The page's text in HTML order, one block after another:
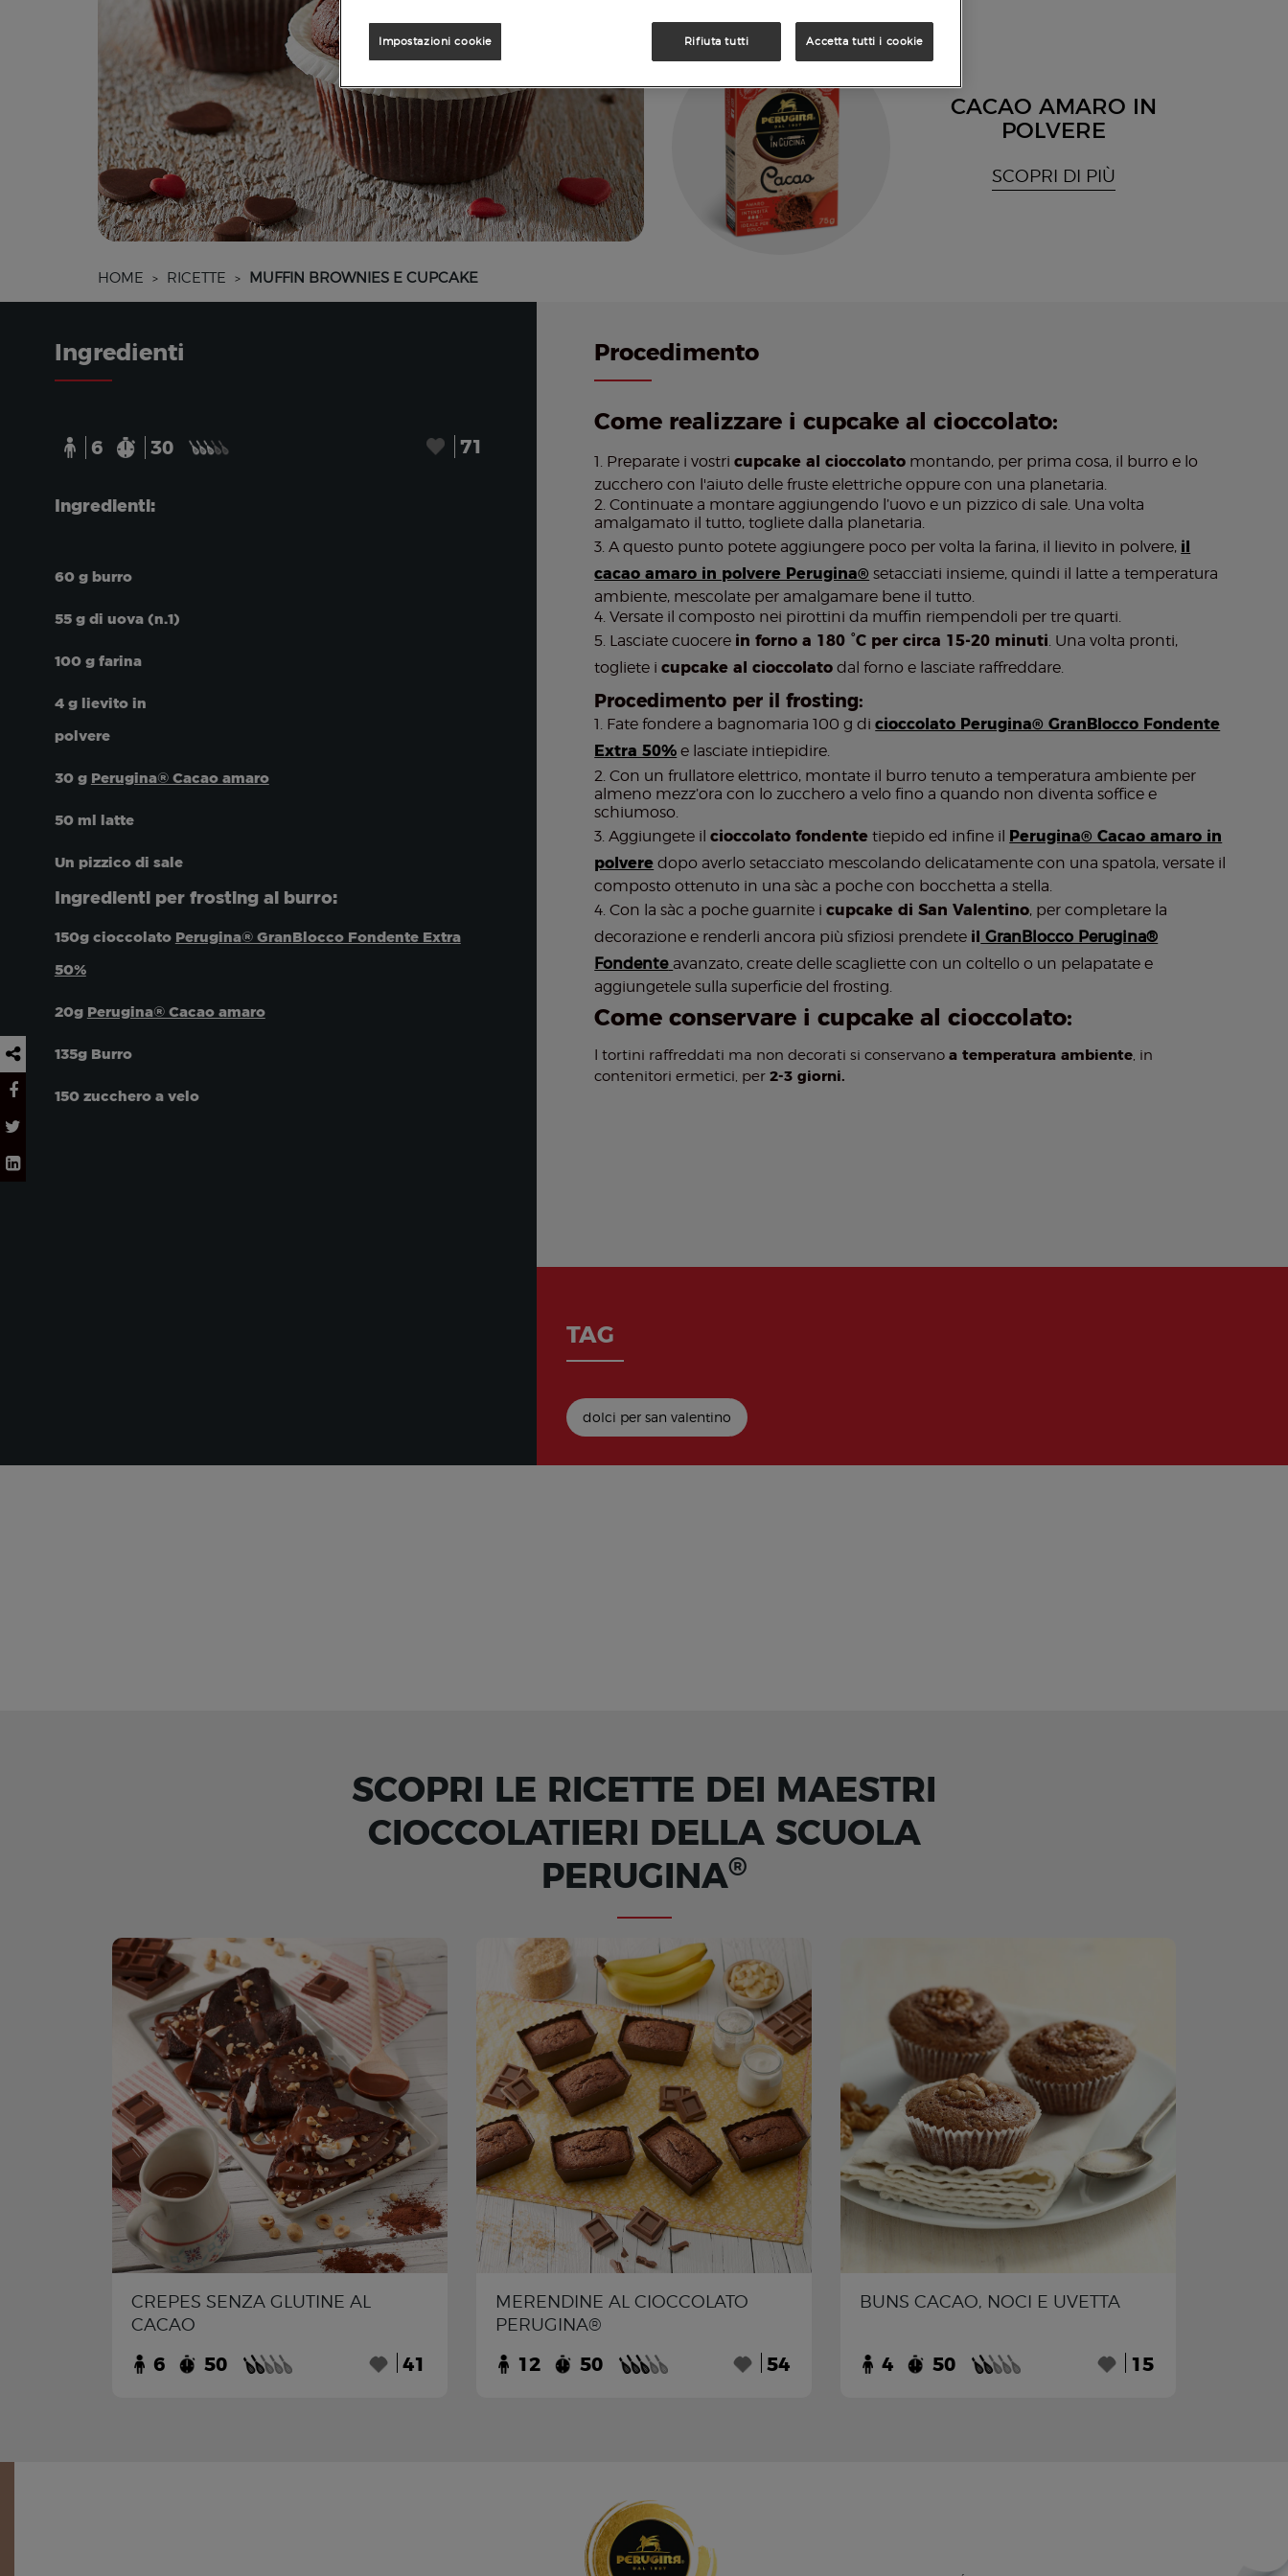
CACAO AMARO IN
POLVERE
SCOPRI DI PIÙ
HOME > RICETTE > MUFFIN BROWNIES E CUPCAKE
Ingredienti
6 30 71
Ingredienti:
60 g burro
55 g di uova (n.1)
100 g farina
4 g lievito in
polvere
30 g Perugina® Cacao amaro
50 ml latte
Un pizzico di sale
Ingredienti per frosting al burro:
150g cioccolato Perugina® GranBlocco Fondente Extra
50%
20g Perugina® Cacao amaro
135g Burro
150 zucchero a velo
Procedimento
Come realizzare i cupcake al cioccolato:
Preparate i vostricupcake al cioccolato montando, per prima cosa, il burro e lo
zucchero con l'aiuto delle fruste elettriche oppure con una planetaria.
Continuate a montare aggiungendo l’uovo e un pizzico di sale. Una volta
amalgamato il tutto, togliete dalla planetaria.
A questo punto potete aggiungere poco per volta la farina, il lievito in polvere, il
cacao amaro in polvere Perugina® setacciati insieme, quindi il latte a temperatura
ambiente, mescolate per amalgamare bene il tutto.
Versate il composto nei pirottini da muffin riempendoli per tre quarti.
Lasciate cuocere in forno a 180 °C per circa 15-20 minuti. Una volta pronti,
togliete icupcake al cioccolato dal forno e lasciate raffreddare.
Procedimento per il frosting:
Fate fondere a bagnomaria 100 g dicioccolato Perugina® GranBlocco Fondente
Extra 50% e lasciate intiepidire.
Con un frullatore elettrico, montate il burro tenuto a temperatura ambiente per
almeno mezz’ora con lo zucchero a velo fino a quando non diventa soffice e
schiumoso.
Aggiungete ilcioccolato fondente tiepido ed infine il Perugina® Cacao amaro in
polvere dopo averlo setacciato mescolando delicatamente con una spatola, versate il
composto ottenuto in una sàc a poche con bocchetta a stella.
Con la sàc a poche guarnite icupcake di San Valentino, per completare la
decorazione e renderli ancora più sfiziosi prendete il GranBlocco Perugina®
Fondente avanzato, create delle scagliette con un coltello o un pelapatate e
aggiungetele sulla superficie del frosting.
Come conservare i cupcake al cioccolato:
I tortini raffreddati ma non decorati si conservanoa temperatura ambiente, in
contenitori ermetici, per2-3 giorni.
TAG
dolci per san valentino
SCOPRI LE RICETTE DEI MAESTRI
CIOCCOLATIERI DELLA SCUOLA
PERUGINA®
CREPES SENZA GLUTINE AL
CACAO
6 50 41
MERENDINE AL CIOCCOLATO
PERUGINA®
12 50 54
BUNS CACAO, NOCI E UVETTA
4 50 15
Rifiuta tutti Accetta tutti i cookie
Impostazioni cookie